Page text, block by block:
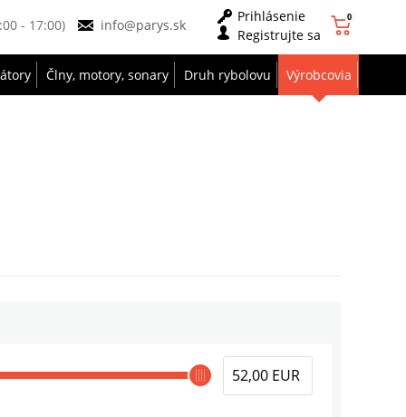
- 17:00) info@parys.sk
Prihlásenie
Registrujte sa
0
Člny, motory, sonary Druh rybolovu Výrobcovia